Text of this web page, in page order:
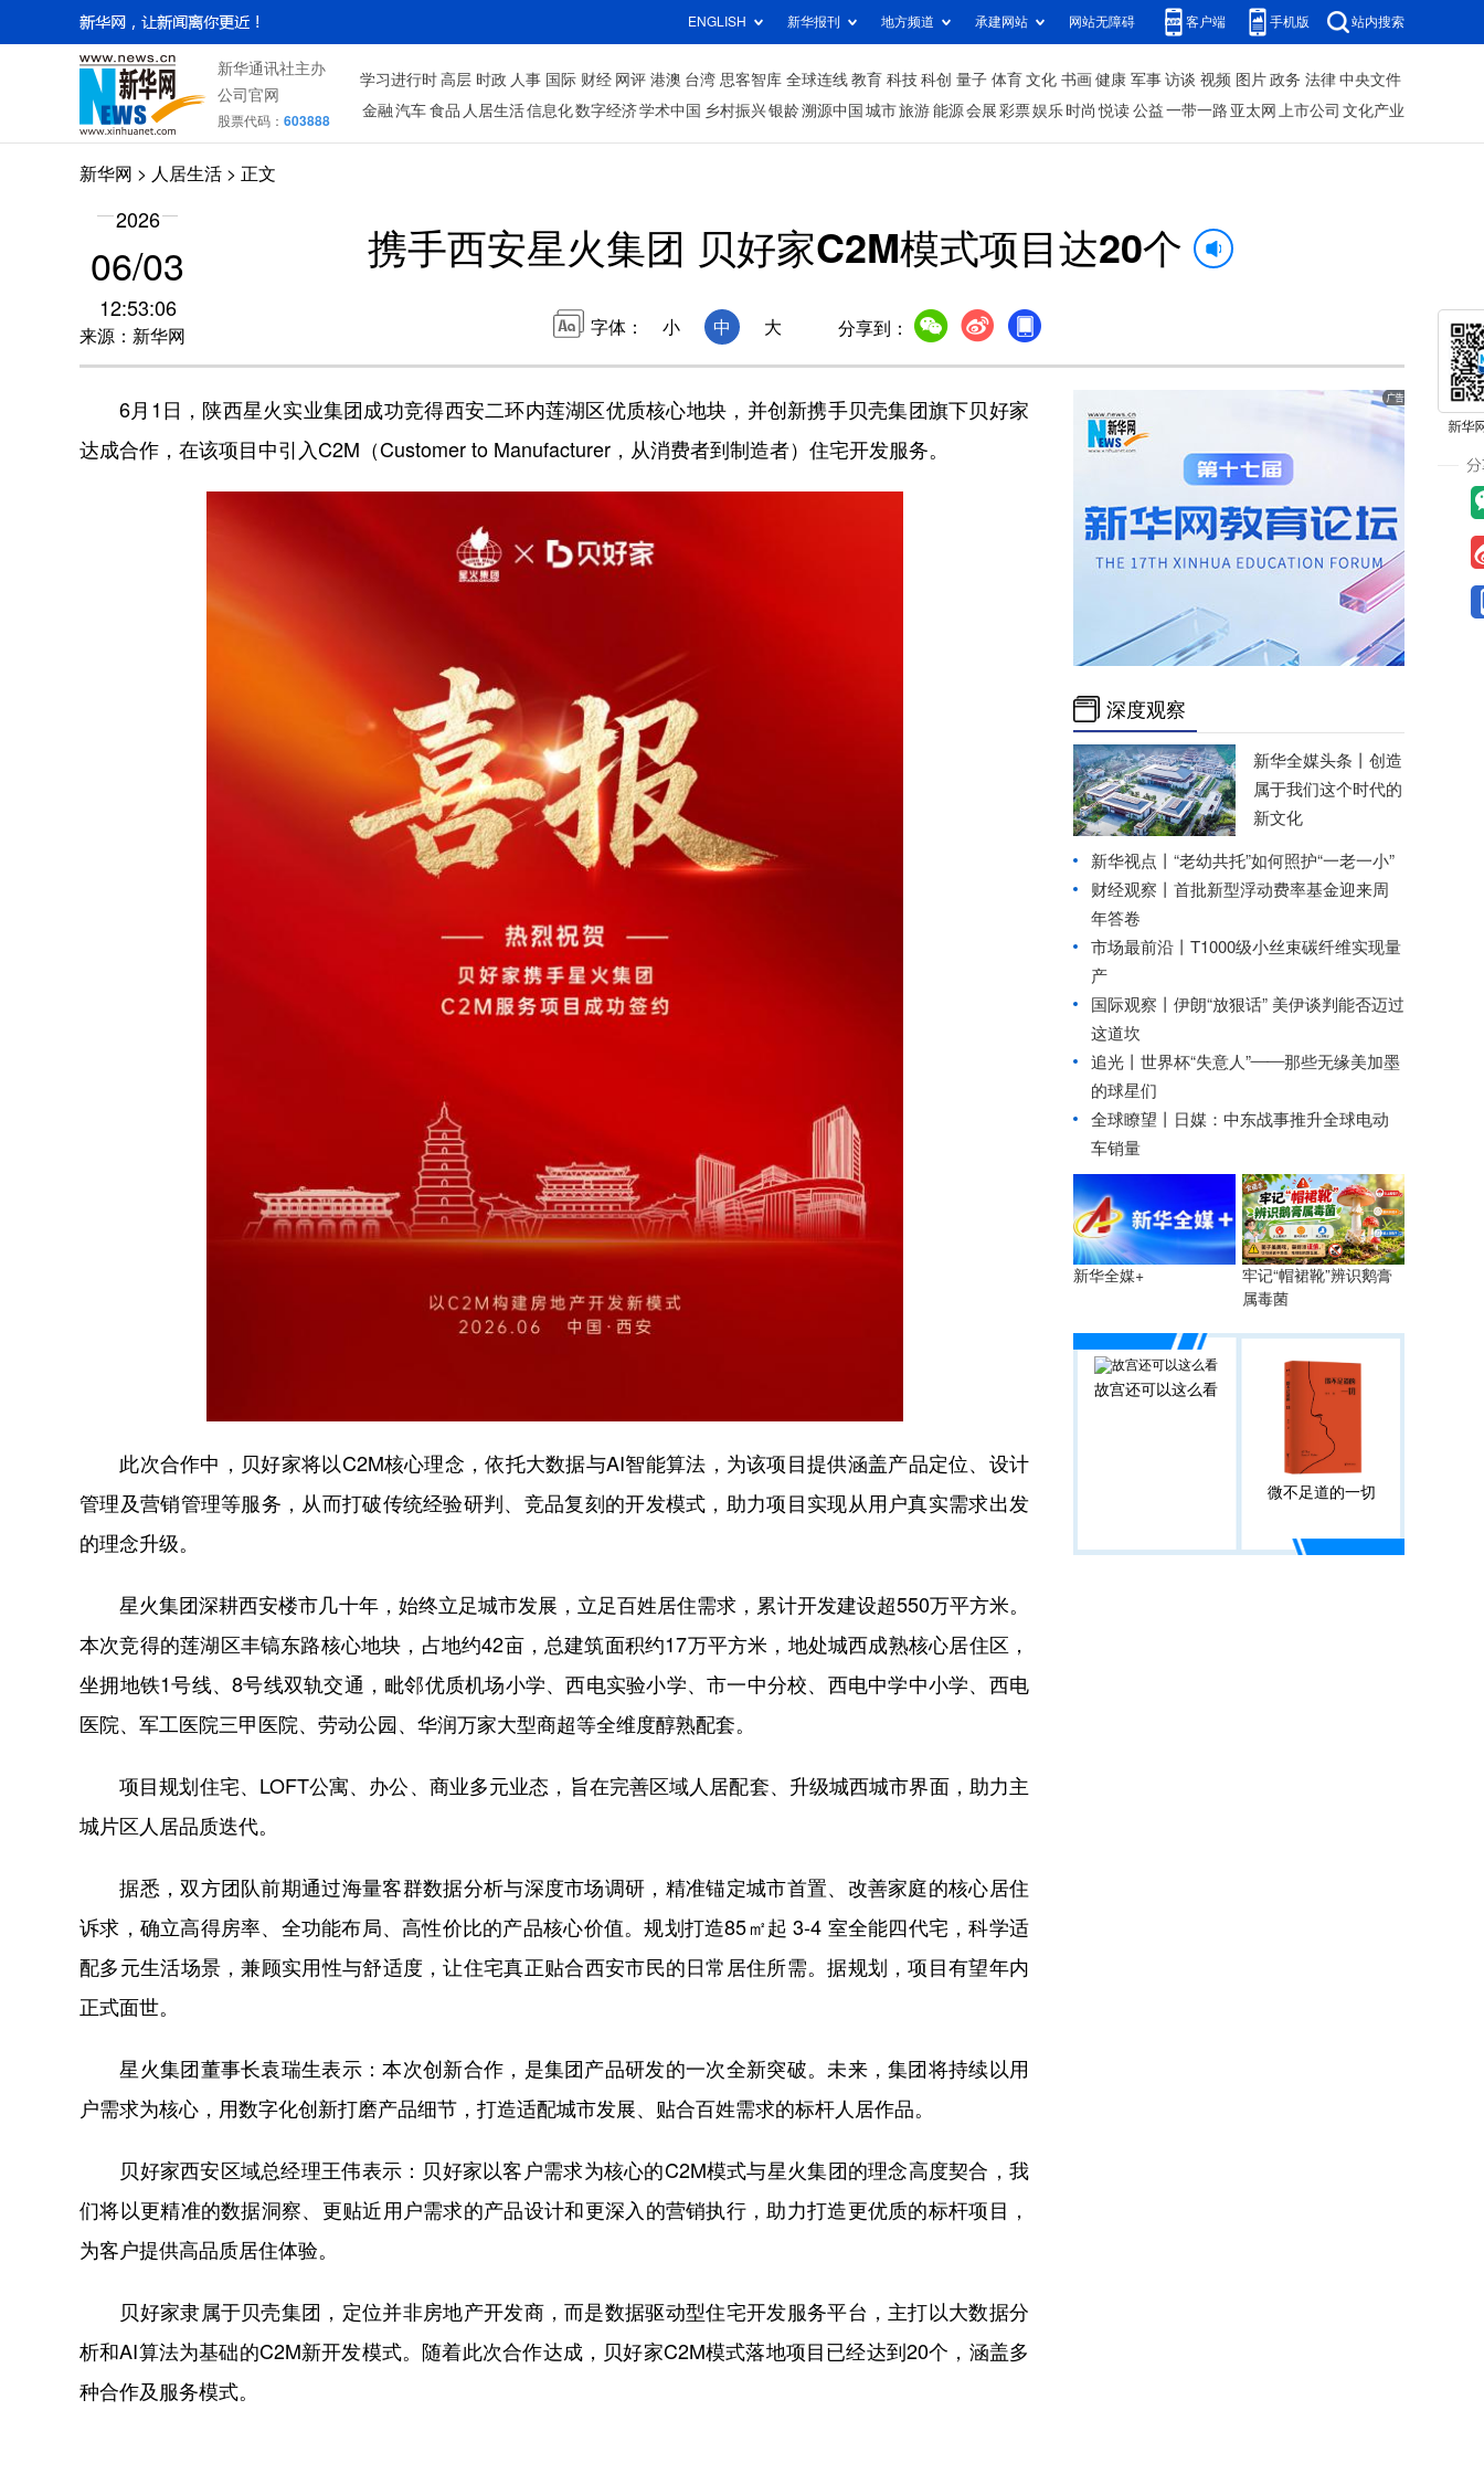
ENGLISH 新华报刊 地方频道 承建网站 网站无障碍 客户端 手机版 站内搜索
新华通讯社主办
公司官网
股票代码： 603888
学习进行时 高层 时政 人事 国际 财经 网评 港澳 台湾 思客智库 全球连线 教育 科技 科创 量子 体育 文化 书画 健康 军事 访谈 视频 图片 政务 法律 中央文件
金融 汽车 食品 人居生活信息化数字经济学术中国 乡村振兴银龄溯源中国 城市旅游 能源 会展 彩票娱乐 时尚 悦读 公益 一带一路 亚太网 上市公司 文化产业
新华网 > 人居生活 > 正文
2026
06/03
12:53:06
来源：新华网
携手西安星火集团 贝好家C2M模式项目达20个
字体： 小 中 大 分享到：
6月1日，陕西星火实业集团成功竞得西安二环内莲湖区优质核心地块，并创新携手贝壳集团旗下贝好家
达成合作，在该项目中引入C2M（Customer to Manufacturer，从消费者到制造者）住宅开发服务。
此次合作中，贝好家将以C2M核心理念，依托大数据与AI智能算法，为该项目提供涵盖产品定位、设计
管理及营销管理等服务，从而打破传统经验研判、竞品复刻的开发模式，助力项目实现从用户真实需求出发
的理念升级。
星火集团深耕西安楼市几十年，始终立足城市发展，立足百姓居住需求，累计开发建设超550万平方米。
本次竞得的莲湖区丰镐东路核心地块，占地约42亩，总建筑面积约17万平方米，地处城西成熟核心居住区，
坐拥地铁1号线、8号线双轨交通，毗邻优质机场小学、西电实验小学、市一中分校、西电中学中小学、西电
医院、军工医院三甲医院、劳动公园、华润万家大型商超等全维度醇熟配套。
项目规划住宅、LOFT公寓、办公、商业多元业态，旨在完善区域人居配套、升级城西城市界面，助力主
城片区人居品质迭代。
据悉，双方团队前期通过海量客群数据分析与深度市场调研，精准锚定城市首置、改善家庭的核心居住
诉求，确立高得房率、全功能布局、高性价比的产品核心价值。规划打造85㎡起 3-4 室全能四代宅，科学适
配多元生活场景，兼顾实用性与舒适度，让住宅真正贴合西安市民的日常居住所需。据规划，项目有望年内
正式面世。
星火集团董事长袁瑞生表示：本次创新合作，是集团产品研发的一次全新突破。未来，集团将持续以用
户需求为核心，用数字化创新打磨产品细节，打造适配城市发展、贴合百姓需求的标杆人居作品。
贝好家西安区域总经理王伟表示：贝好家以客户需求为核心的C2M模式与星火集团的理念高度契合，我
们将以更精准的数据洞察、更贴近用户需求的产品设计和更深入的营销执行，助力打造更优质的标杆项目，
为客户提供高品质居住体验。
贝好家隶属于贝壳集团，定位并非房地产开发商，而是数据驱动型住宅开发服务平台，主打以大数据分
析和AI算法为基础的C2M新开发模式。随着此次合作达成，贝好家C2M模式落地项目已经达到20个，涵盖多
种合作及服务模式。
深度观察
新华全媒头条丨 创造
属于我们这个时代的
新文化
新华视点丨 “老幼共托”如何照护“一老一小”
财经观察丨 首批新型浮动费率基金迎来周
年答卷
市场最前沿丨T1000级小丝束碳纤维实现量
产
国际观察丨 伊朗“放狠话” 美伊谈判能否迈过
这道坎
追光丨 世界杯“失意人”——那些无缘美加墨
的球星们
全球瞭望丨日媒：中东战事推升全球电动
车销量
新华全媒+
牢记“帽裙靴”辨识鹅膏
属毒菌
故宫还可以这么看
微不足道的一切